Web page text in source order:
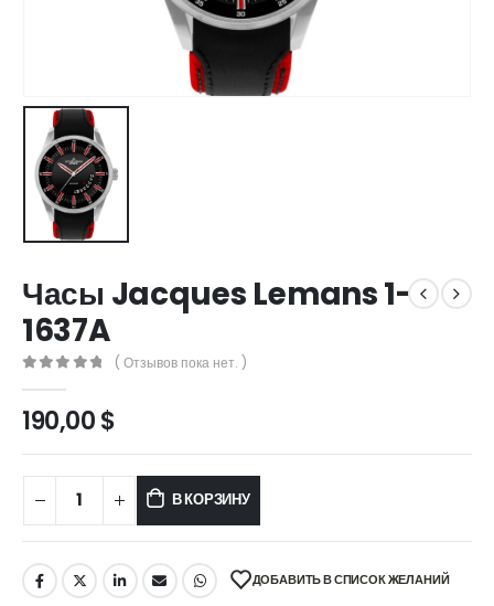
Часы Jacques Lemans 1-
1637A
( Отзывов пока нет. )
190,00$
В КОРЗИНУ
ДОБАВИТЬ В СПИСОК ЖЕЛАНИЙ